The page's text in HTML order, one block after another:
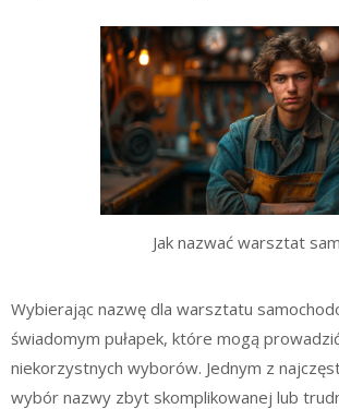
Jak nazwać warsztat
Wybierając nazwę dla warsztatu
świadomym pułapek, które mogą
niekorzystnych wyborów. Jednym z
wybór nazwy zbyt skomplikowanej lub